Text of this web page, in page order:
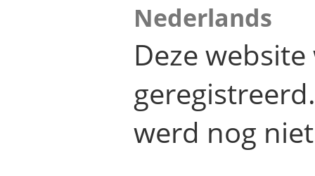
Nederlands
Deze
werd nog